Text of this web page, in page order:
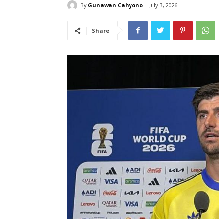
By Gunawan Cahyono July 3, 2026
Share